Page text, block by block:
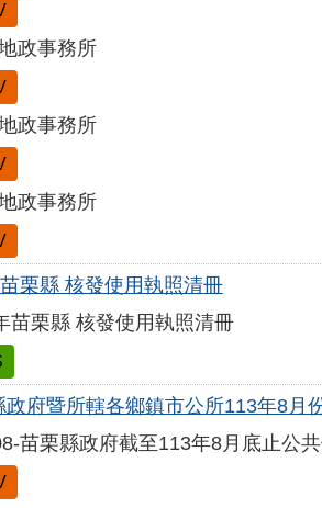
政事務所
政事務所
政事務所
栗縣 核發使用執照清冊
苗栗縣 核發使用執照清冊
政府暨所轄各鄉鎮市公所113年8月
苗栗縣政府截至113年8月底止公共